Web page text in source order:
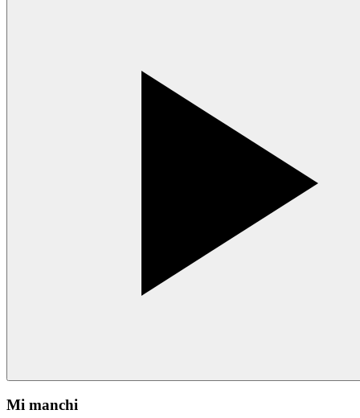
Mi manchi